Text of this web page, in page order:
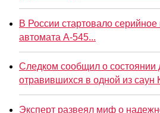
В России стартовало серийное
автомата А-545...
Следком сообщил о состоянии
отравившихся в одной из саун
Эксперт развеял миф о